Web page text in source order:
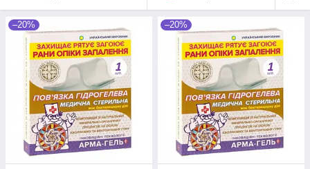
–20% –20%